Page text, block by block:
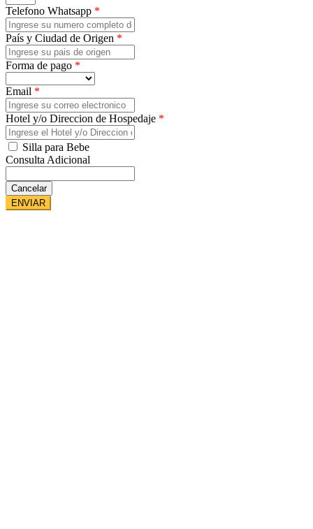
Telefono Whatsapp *
País y Ciudad de Origen *
Forma de pago *
Email *
Hotel y/o Direccion de Hospedaje *
Sillas
Bebe
Silla para Bebe
Consulta Adicional